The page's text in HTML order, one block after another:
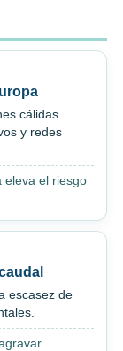
cálidas
y redes
eleva el riesgo
escasez de